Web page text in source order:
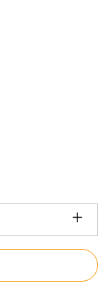
ein oder